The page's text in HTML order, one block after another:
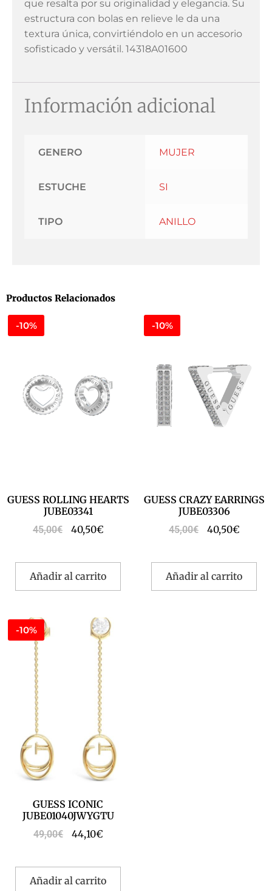
que resalta por su originalidad y elegancia. Su
estructura con bolas en relieve le da una
textura única, convirtiéndolo en un accesorio
sofisticado y versátil. 14318A01600
Información adicional
GENERO MUJER
ESTUCHE SI
TIPO ANILLO
Productos Relacionados
-10%
GUESS ROLLING HEARTS
JUBE03341
45,00€ 40,50€
Añadir al carrito
-10%
GUESS CRAZY EARRINGS
JUBE03306
45,00€ 40,50€
Añadir al carrito
-10%
GUESS ICONIC
JUBE01040JWYGTU
49,00€ 44,10€
Añadir al carrito